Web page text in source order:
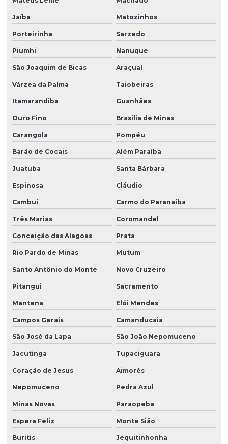
Jaíba Matozinhos
Porteirinha Sarzedo
Piumhi Nanuque
São Joaquim de Bicas Araçuaí
Várzea da Palma Taiobeiras
Itamarandiba Guanhães
Ouro Fino Brasília de Minas
Carangola Pompéu
Barão de Cocais Além Paraíba
Juatuba Santa Bárbara
Espinosa Cláudio
Cambuí Carmo do Paranaíba
Três Marias Coromandel
Conceição das Alagoas Prata
Rio Pardo de Minas Mutum
Santo Antônio do Monte Novo Cruzeiro
Pitangui Sacramento
Mantena Elói Mendes
Campos Gerais Camanducaia
São José da Lapa São João Nepomuceno
Jacutinga Tupaciguara
Coração de Jesus Aimorés
Nepomuceno Pedra Azul
Minas Novas Paraopeba
Espera Feliz Monte Sião
Buritis Jequitinhonha